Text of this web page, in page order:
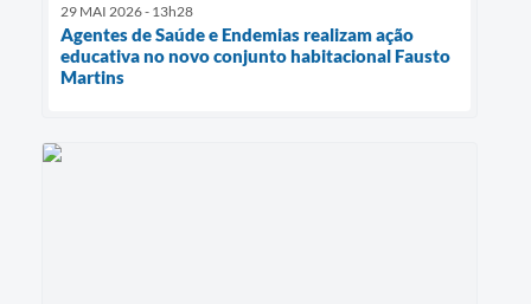
29 MAI 2026 - 13h28
Agentes de Saúde e Endemias realizam ação
educativa no novo conjunto habitacional Fausto
Martins